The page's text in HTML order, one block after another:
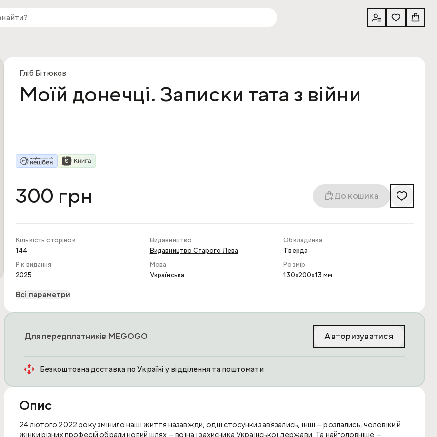
Гліб Бітюков
Моїй донечці. Записки тата з війни
300 грн До кошика
Кількість сторінок
144
Видавництво
Видавництво Старого Лева
Обкладинка
Тверда
Рік видання
2025
Мова
Українська
Розмір
130x200x13 мм
Всі параметри
Для передплатників MEGOGO Авторизуватися
Безкоштовна доставка по Україні у відділення та поштомати
Опис
24 лютого 2022 року змінило наші життя назавжди, одні стосунки зав’язались, інші — розпались, чоловіки й
жінки різних професій обрали новий шлях — воїна і захисника Української держави. Та найголовніше —